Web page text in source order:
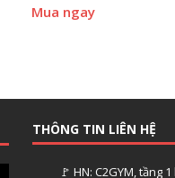
Mua ngay
THÔNG TIN LIÊN HỆ
🚩 HN: C2GYM, tầng